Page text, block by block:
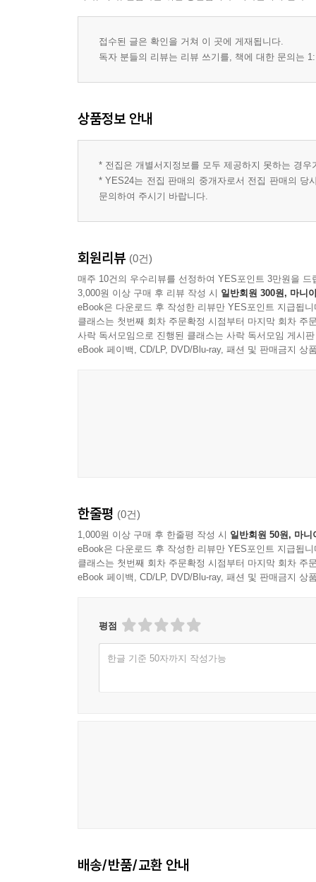
접수된 글은 확인을 거쳐 이 곳에 게재됩니다.
독자 분들의 리뷰는 리뷰 쓰기를, 책에 대한 문의는
상품정보 안내
* 전집은 개별서지정보를 모두 제공하지 못하는 경
* YES24는 전집 판매의 중개자로서 전집 판매의 당
문의하여 주시기 바랍니다.
회원리뷰 (0건)
매주 10건의 우수리뷰를 선정하여 YES포인트 3만원을 드
3,000원 이상 구매 후 리뷰 작성 시 일반회원 300원, 마니
eBook은 다운로드 후 작성한 리뷰만 YES포인트 지급됩니
클래스는 첫번째 회차 주문확정 시점부터 마지막 회차 주
사락 독서모임으로 진행된 클래스는 사락 독서모임 게시
eBook 페이백, CD/LP, DVD/Blu-ray, 패션 및 판매금지 상
한줄평 (0건)
1,000원 이상 구매 후 한줄평 작성 시 일반회원 50원, 마니
eBook은 다운로드 후 작성한 리뷰만 YES포인트 지급됩니
클래스는 첫번째 회차 주문확정 시점부터 마지막 회차 주
eBook 페이백, CD/LP, DVD/Blu-ray, 패션 및 판매금지 상
평점
한글 기준 50자까지 작성가능
배송/반품/교환 안내